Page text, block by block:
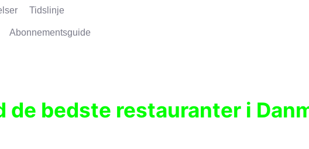
Tidslinje
Abonnementsguide
de bedste restauranter i